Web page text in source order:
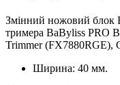
Змінний ножовий блок
тримера BaByliss PRO
Trimmer (FX7880RGE),
Ширина: 40 мм.